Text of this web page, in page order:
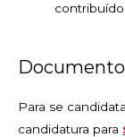
Para se
candidatura para